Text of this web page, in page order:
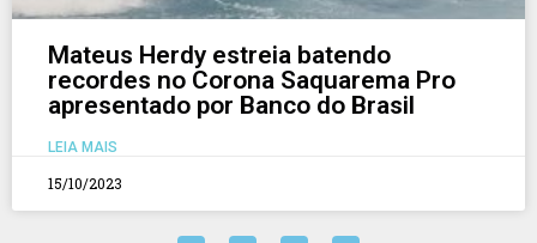
Mateus Herdy estreia batendo
recordes no Corona Saquarema Pro
apresentado por Banco do Brasil
LEIA MAIS
15/10/2023